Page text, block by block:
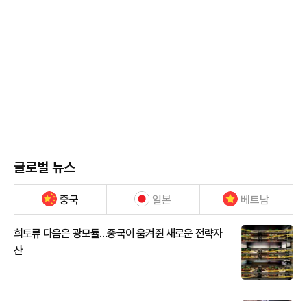
글로벌 뉴스
중국 일본 베트남
희토류 다음은 광모듈…중국이 움켜쥔 새로운 전략자
산